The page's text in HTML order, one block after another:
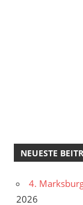
NEUESTE
4.
2026